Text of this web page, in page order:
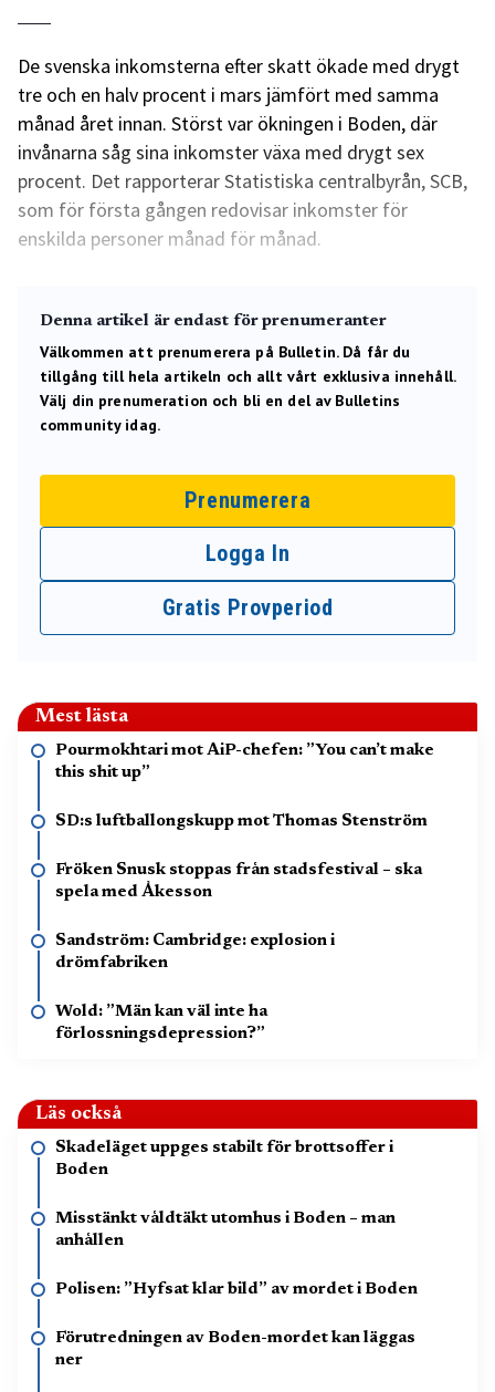
De svenska inkomsterna efter skatt ökade med drygt
tre och en halv procent i mars jämfört med samma
månad året innan. Störst var ökningen i Boden, där
invånarna såg sina inkomster växa med drygt sex
procent. Det rapporterar Statistiska centralbyrån, SCB,
som för första gången redovisar inkomster för
enskilda personer månad för månad.
Denna artikel är endast för prenumeranter
Välkommen att prenumerera på Bulletin. Då får du
tillgång till hela artikeln och allt vårt exklusiva innehåll.
Välj din prenumeration och bli en del av Bulletins
community idag.
Prenumerera
Logga In
Gratis Provperiod
Mest lästa
Pourmokhtari mot AiP-chefen: ”You can’t make
this shit up”
SD:s luftballongskupp mot Thomas Stenström
Fröken Snusk stoppas från stadsfestival – ska
spela med Åkesson
Sandström: Cambridge: explosion i
drömfabriken
Wold: ”Män kan väl inte ha
förlossningsdepression?”
Läs också
Skadeläget uppges stabilt för brottsoffer i
Boden
Misstänkt våldtäkt utomhus i Boden – man
anhållen
Polisen: ”Hyfsat klar bild” av mordet i Boden
Förutredningen av Boden-mordet kan läggas
ner